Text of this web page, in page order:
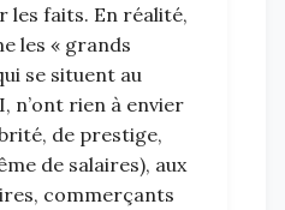
les faits. En réalité,
les « grands
se situent au
n’ont rien à envier
de prestige,
de salaires), aux
commerçants